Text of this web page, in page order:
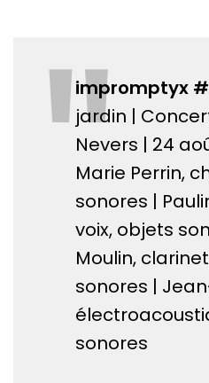
"
impromptyx
jardin |
Nevers | 24
Marie Perrin,
sonores |
voix, objets
Moulin,
sonores |
sonores